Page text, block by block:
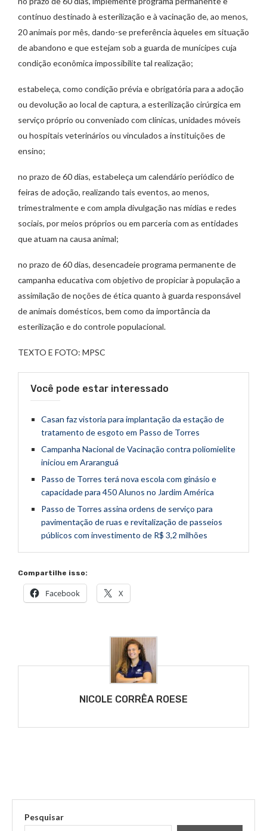
contínuo destinado à esterilização e à vacinação de, ao menos,
20 animais por mês, dando-se preferência àqueles em situação
de abandono e que estejam sob a guarda de munícipes cuja
condição econômica impossibilite tal realização;
estabeleça, como condição prévia e obrigatória para a adoção
ou devolução ao local de captura, a esterilização cirúrgica em
serviço próprio ou conveniado com clínicas, unidades móveis
ou hospitais veterinários ou vinculados a instituições de
ensino;
no prazo de 60 dias, estabeleça um calendário periódico de
feiras de adoção, realizando tais eventos, ao menos,
trimestralmente e com ampla divulgação nas mídias e redes
sociais, por meios próprios ou em parceria com as entidades
que atuam na causa animal;
no prazo de 60 dias, desencadeie programa permanente de
campanha educativa com objetivo de propiciar à população a
assimilação de noções de ética quanto à guarda responsável
de animais domésticos, bem como da importância da
esterilização e do controle populacional.
TEXTO E FOTO: MPSC
Você pode estar interessado
Casan faz vistoria para implantação da estação de
tratamento de esgoto em Passo de Torres
Campanha Nacional de Vacinação contra poliomielite
iniciou em Araranguá
Passo de Torres terá nova escola com ginásio e
capacidade para 450 Alunos no Jardim América
Passo de Torres assina ordens de serviço para
pavimentação de ruas e revitalização de passeios
públicos com investimento de R$ 3,2 milhões
Compartilhe isso:
Facebook X
NICOLE CORRÊA ROESE
Pesquisar